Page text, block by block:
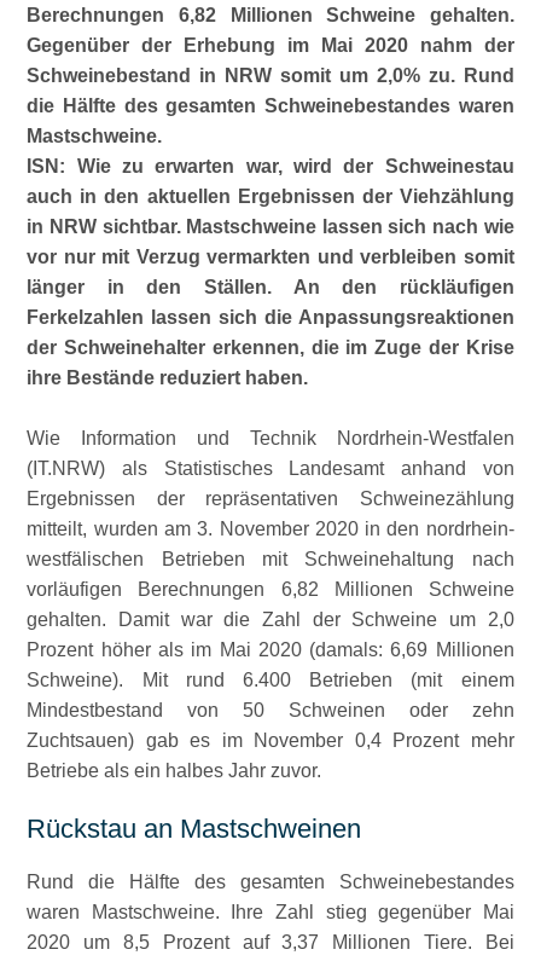
Berechnungen 6,82 Millionen Schweine gehalten.
Gegenüber der Erhebung im Mai 2020 nahm der
Schweinebestand in NRW somit um 2,0% zu. Rund
die Hälfte des gesamten Schweinebestandes waren
Mastschweine.
ISN: Wie zu erwarten war, wird der Schweinestau
auch in den aktuellen Ergebnissen der Viehzählung
in NRW sichtbar. Mastschweine lassen sich nach wie
vor nur mit Verzug vermarkten und verbleiben somit
länger in den Ställen. An den rückläufigen
Ferkelzahlen lassen sich die Anpassungsreaktionen
der Schweinehalter erkennen, die im Zuge der Krise
ihre Bestände reduziert haben.
Wie Information und Technik Nordrhein-Westfalen
(IT.NRW) als Statistisches Landesamt anhand von
Ergebnissen der repräsentativen Schweinezählung
mitteilt, wurden am 3. November 2020 in den nordrhein-
westfälischen Betrieben mit Schweinehaltung nach
vorläufigen Berechnungen 6,82 Millionen Schweine
gehalten. Damit war die Zahl der Schweine um 2,0
Prozent höher als im Mai 2020 (damals: 6,69 Millionen
Schweine). Mit rund 6.400 Betrieben (mit einem
Mindestbestand von 50 Schweinen oder zehn
Zuchtsauen) gab es im November 0,4 Prozent mehr
Betriebe als ein halbes Jahr zuvor.
Rückstau an Mastschweinen
Rund die Hälfte des gesamten Schweinebestandes
waren Mastschweine. Ihre Zahl stieg gegenüber Mai
2020 um 8,5 Prozent auf 3,37 Millionen Tiere. Bei